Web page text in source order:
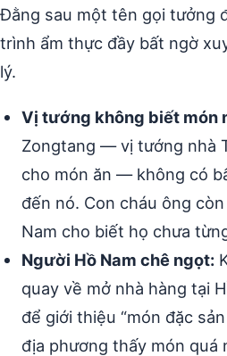
Đằng sau một tên gọi tưởng
trình ẩm thực đầy bất ngờ
lý.
Vị tướng không biết món
Zongtang — vị tướng nhà
cho món ăn — không có
đến nó. Con cháu ông
Nam cho biết họ chưa
Người Hồ Nam chê ngọt:
quay về mở nhà hàng tại
để giới thiệu “món đặc
địa phương thấy món quá